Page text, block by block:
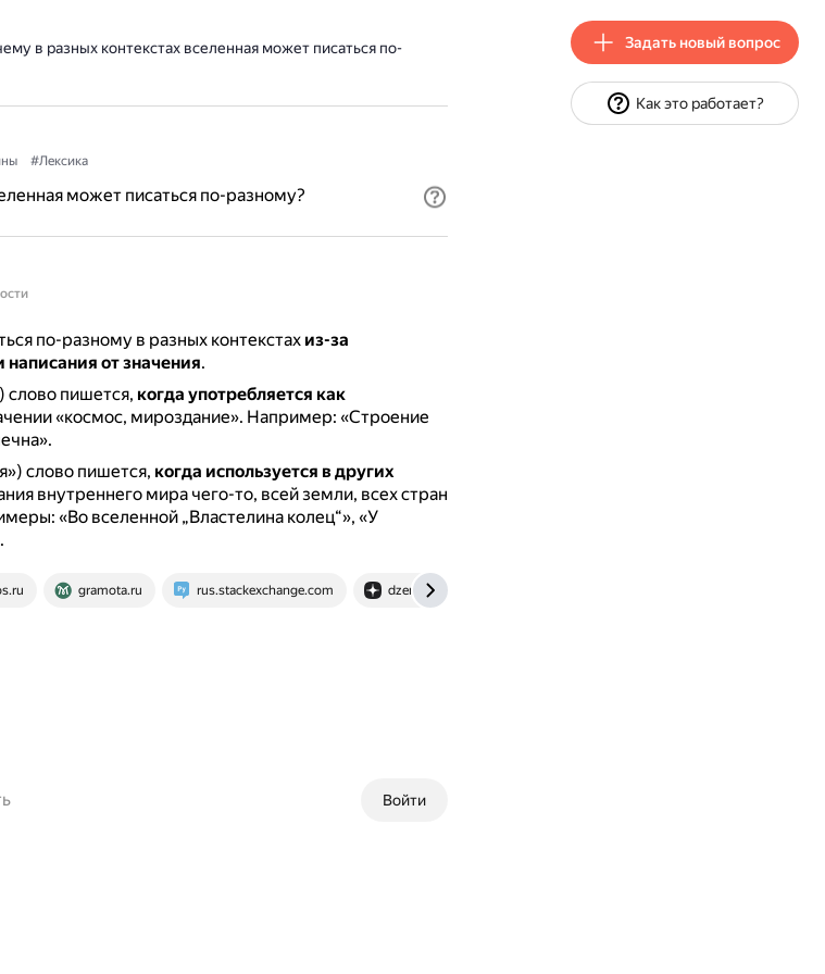
в разных контекстах вселенная может писаться по-
#Лексика
может писаться по-разному?
по-разному в разных контекстах из-за
от значения.
слово пишется, когда употребляется как
«космос, мироздание». Например: «Строение
слово пишется, когда используется в других
внутреннего мира чего-то, всей земли, всех стран
«Во вселенной „Властелина колец“», «У
gramota.ru rus.stackexchange.com dzen.ru
Войти
Задать новый вопрос
Как это работает?